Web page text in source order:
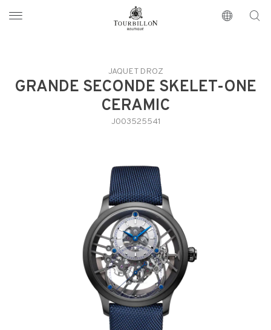
https://www.tourbillon.com/index.php/es
JAQUET DROZ
GRANDE SECONDE SKELET-ONE
CERAMIC
J003525541